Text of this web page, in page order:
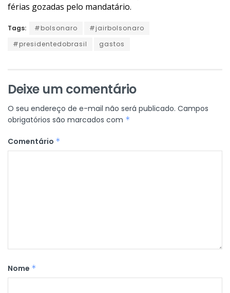
férias gozadas pelo mandatário.
Tags: #bolsonaro
#jairbolsonaro
#presidentedobrasil
gastos
Deixe um comentário
O seu endereço de e-mail não será publicado. Campos
obrigatórios são marcados com *
Comentário *
Nome *